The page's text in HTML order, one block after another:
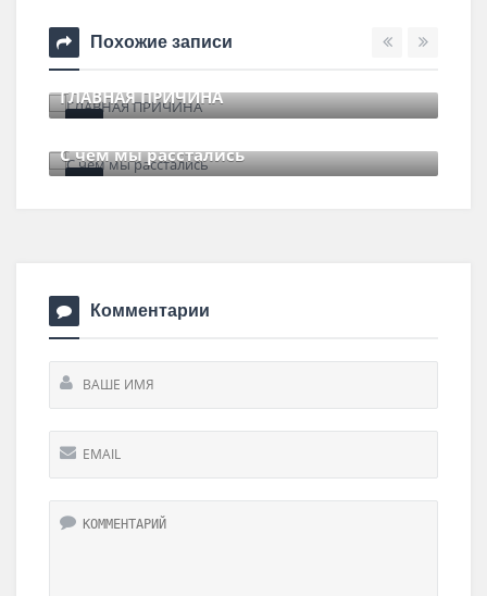
Похожие записи
ГЛАВНАЯ ПРИЧИНА
С чем мы расстались
Комментарии